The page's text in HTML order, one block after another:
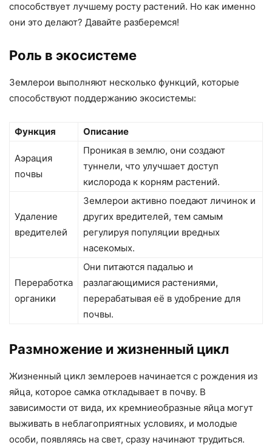
способствует лучшему росту растений. Но как именно
они это делают? Давайте разберемся!
Роль в экосистеме
Землерои выполняют несколько функций, которые
способствуют поддержанию экосистемы:
Функция Описание
Аэрация
почвы
Проникая в землю, они создают
туннели, что улучшает доступ
кислорода к корням растений.
Удаление
вредителей
Землерои активно поедают личинок и
других вредителей, тем самым
регулируя популяции вредных
насекомых.
Переработка
органики
Они питаются падалью и
разлагающимися растениями,
перерабатывая её в удобрение для
почвы.
Размножение и жизненный цикл
Жизненный цикл землероев начинается с рождения из
яйца, которое самка откладывает в почву. В
зависимости от вида, их кремниеобразные яйца могут
выживать в неблагоприятных условиях, и молодые
особи, появляясь на свет, сразу начинают трудиться.